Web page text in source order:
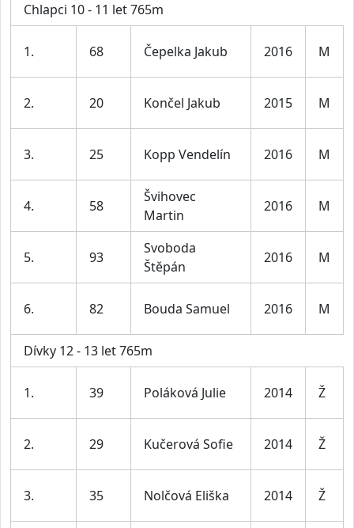
Chlapci 10 - 11 let 765m
1. 68 Čepelka Jakub 2016 M
2. 20 Končel Jakub 2015 M
3. 25 Kopp Vendelín 2016 M
4. 58
Švihovec
Martin
2016 M
5. 93
Svoboda
Štěpán
2016 M
6. 82 Bouda Samuel 2016 M
Dívky 12 - 13 let 765m
1. 39 Poláková Julie 2014 Ž
2. 29 Kučerová Sofie 2014 Ž
3. 35 Nolčová Eliška 2014 Ž